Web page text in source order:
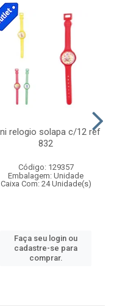
relogio solapa c/12 ref
832
Código: 129357
Embalagem: Unidade
Caixa Com: 24 Unidade(s)
Faça seu login ou
cadastre-se para
comprar.